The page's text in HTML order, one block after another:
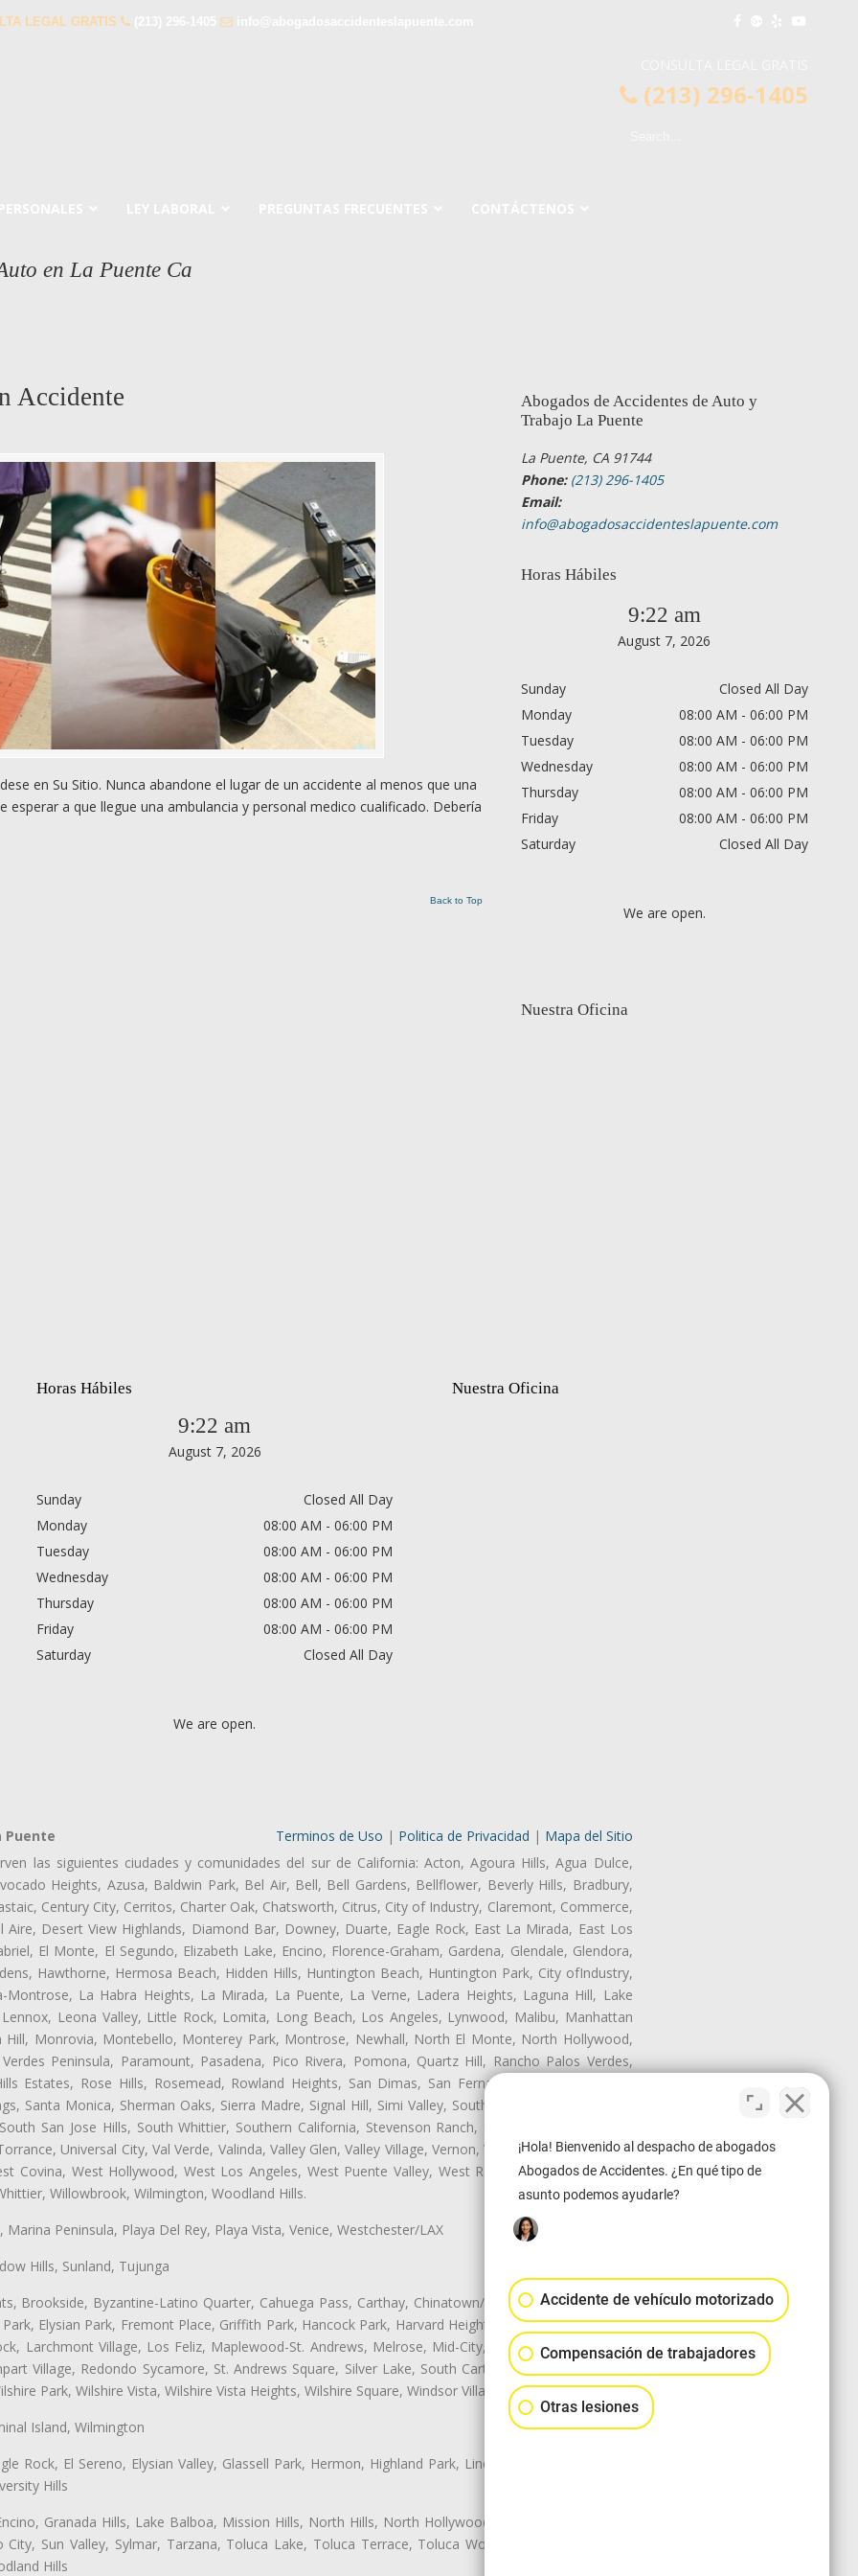
LEGAL GRATIS
(213) 296-1405
en La Puente Ca
Accidente
en Su Sitio. Nunca abandone el lugar de un accidente al menos que una
a que llegue una ambulancia y personal medico cualificado. Debería
Back to Top
Abogados de Accidentes de Auto y
Trabajo La Puente
La Puente, CA 91744
Phone: (213) 296-1405
Email:
info@abogadosaccidenteslapuente.com
Horas Hábiles
9:22 am
August 7, 2026
Sunday
Closed All Day
Monday
08:00 AM - 06:00 PM
Tuesday
08:00 AM - 06:00 PM
Wednesday
08:00 AM - 06:00 PM
Thursday
08:00 AM - 06:00 PM
Friday
08:00 AM - 06:00 PM
Saturday
Closed All Day
We are open.
Nuestra Oficina
Horas Hábiles
9:22 am
August 7, 2026
Sunday
Closed All Day
Monday
08:00 AM - 06:00 PM
Tuesday
08:00 AM - 06:00 PM
Wednesday
08:00 AM - 06:00 PM
Thursday
08:00 AM - 06:00 PM
Friday
08:00 AM - 06:00 PM
Saturday
Closed All Day
We are open.
Nuestra Oficina
Puente Terminos de Uso | Politica de Privacidad | Mapa del Sitio
las siguientes ciudades y comunidades del sur de California: Acton, Agoura Hills, Agua Dulce,
Heights, Azusa, Baldwin Park, Bel Air, Bell, Bell Gardens, Bellflower, Beverly Hills, Bradbury,
Century City, Cerritos, Charter Oak, Chatsworth, Citrus, City of Industry, Claremont, Commerce,
Desert View Highlands, Diamond Bar, Downey, Duarte, Eagle Rock, East La Mirada, East Los
El Monte, El Segundo, Elizabeth Lake, Encino, Florence-Graham, Gardena, Glendale, Glendora,
Hawthorne, Hermosa Beach, Hidden Hills, Huntington Beach, Huntington Park, City ofIndustry,
La Habra Heights, La Mirada, La Puente, La Verne, Ladera Heights, Laguna Hill, Lake
Leona Valley, Little Rock, Lomita, Long Beach, Los Angeles, Lynwood, Malibu, Manhattan
Monrovia, Montebello, Monterey Park, Montrose, Newhall, North El Monte, North Hollywood,
Peninsula, Paramount, Pasadena, Pico Rivera, Pomona, Quartz Hill, Rancho Palos Verdes,
Estates, Rose Hills, Rosemead, Rowland Heights, San Dimas, San Fernando, San Gabriel, San
Santa Monica, Sherman Oaks, Sierra Madre, Signal Hill, Simi Valley, South El Monte, South Gate,
San Jose Hills, South Whittier, Southern California, Stevenson Ranch, Studio City, Sun Village,
Universal City, Val Verde, Valinda, Valley Glen, Valley Village, Vernon, View Park-Windsor Hills,
Covina, West Hollywood, West Los Angeles, West Puente Valley, West Rancho Domiguez, West
Willowbrook, Wilmington, Woodland Hills.
Peninsula, Playa Del Rey, Playa Vista, Venice, Westchester/LAX
Hills, Sunland, Tujunga
Brookside, Byzantine-Latino Quarter, Cahuega Pass, Carthay, Chinatown/Historic LA, Central City
Elysian Park, Fremont Place, Griffith Park, Hancock Park, Harvard Heights, Historic Filipinotown,
Larchmont Village, Los Feliz, Maplewood-St. Andrews, Melrose, Mid-City, Mid-City West, Miracle
Village, Redondo Sycamore, St. Andrews Square, Silver Lake, South Carthay, Sycamore Square,
Park, Wilshire Vista, Wilshire Vista Heights, Wilshire Square, Windsor Village
Island, Wilmington
Rock, El Sereno, Elysian Valley, Glassell Park, Hermon, Highland Park, Lincoln Heights, Montecito
Hills
Granada Hills, Lake Balboa, Mission Hills, North Hills, North Hollywood, Northridge, Pacoima,
Sun Valley, Sylmar, Tarzana, Toluca Lake, Toluca Terrace, Toluca Woods, Valley Glen, Valley
Hills
¡Hola! Bienvenido al despacho de abogados
Abogados de Accidentes. ¿En qué tipo de
asunto podemos ayudarle?
Accidente de vehículo motorizado
Compensación de trabajadores
Otras lesiones